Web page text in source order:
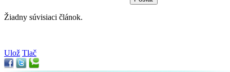
Žiadny súvisiaci článok.
Ulož Tlač